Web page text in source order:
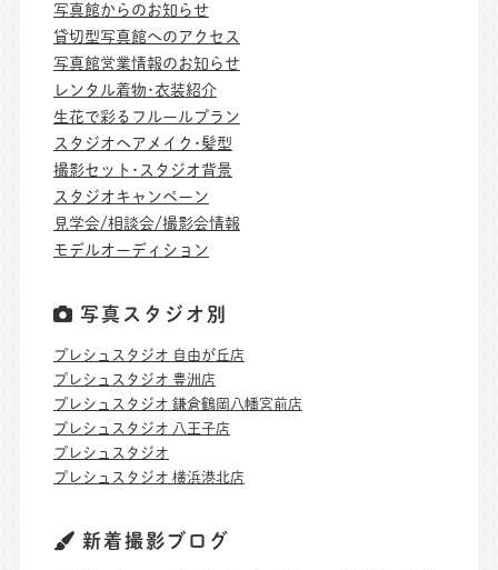
写真館からのお知らせ
貸切型写真館へのアクセス
写真館営業情報のお知らせ
レンタル着物･衣装紹介
生花で彩るフルールプラン
スタジオヘアメイク･髪型
撮影セット･スタジオ背景
スタジオキャンペーン
見学会/相談会/撮影会情報
モデルオーディション
写真スタジオ別
プレシュスタジオ 自由が丘店
プレシュスタジオ 豊洲店
プレシュスタジオ 鎌倉鶴岡八幡宮前店
プレシュスタジオ 八王子店
プレシュスタジオ
プレシュスタジオ 横浜港北店
新着撮影ブログ